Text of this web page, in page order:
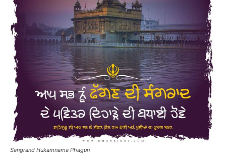
Sangrand Hukamnama Phagun